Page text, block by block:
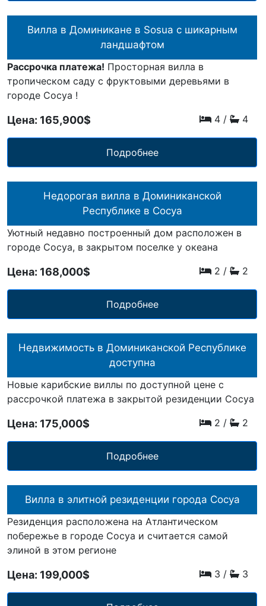
Вилла в Доминикане в Sosua с шикарным
ландшафтом
Рассрочка платежа! Просторная вилла в
тропическом саду с фруктовыми деревьями в
городе Сосуа !
4 / 4
Цена: 165,900$
Подробнее
Недорогая вилла в Доминиканской
Республике в Сосуа
Уютный недавно построенный дом расположен в
городе Сосуа, в закрытом поселке у океана
2 / 2
Цена: 168,000$
Подробнее
Недвижимость в Доминиканской Республике
доступна
Новые карибские виллы по доступной цене с
рассрочкой платежа в закрытой резиденции Сосуа
2 / 2
Цена: 175,000$
Подробнее
Вилла в элитной резиденции города Сосуа
Резиденция расположена на Атлантическом
побережье в городе Сосуа и считается самой
элиной в этом регионе
3 / 3
Цена: 199,000$